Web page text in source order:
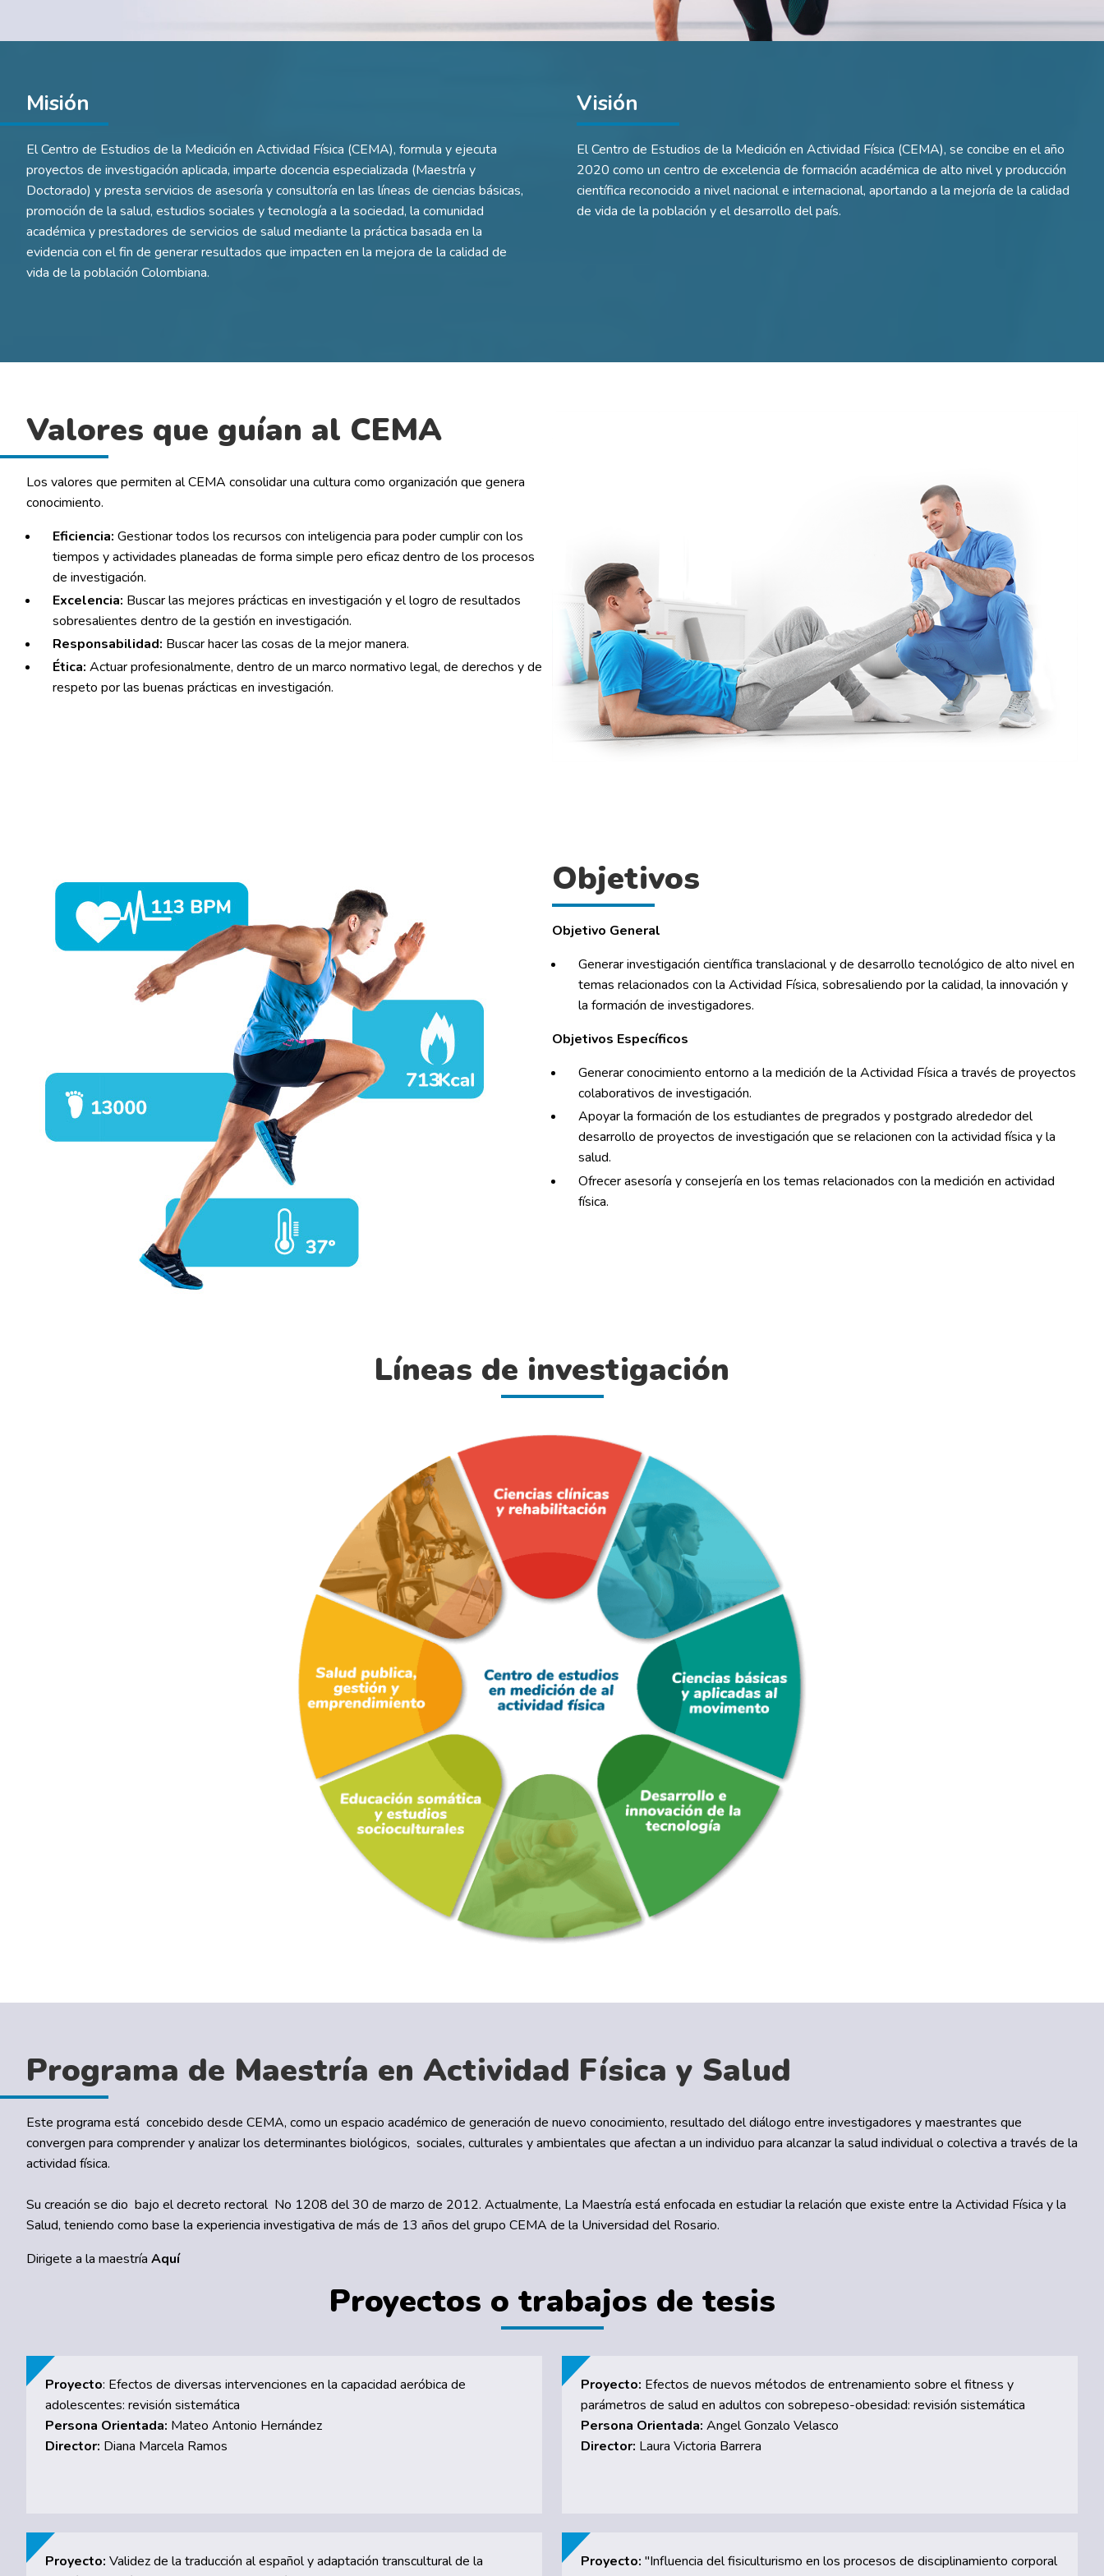
Misión
El Centro de Estudios de la Medición en Actividad Física (CEMA), formula y ejecuta
proyectos de investigación aplicada, imparte docencia especializada (Maestría y
Doctorado) y presta servicios de asesoría y consultoría en las líneas de ciencias básicas,
promoción de la salud, estudios sociales y tecnología a la sociedad, la comunidad
académica y prestadores de servicios de salud mediante la práctica basada en la
evidencia con el fin de generar resultados que impacten en la mejora de la calidad de
vida de la población Colombiana.
Visión
El Centro de Estudios de la Medición en Actividad Física (CEMA), se concibe en el año
2020 como un centro de excelencia de formación académica de alto nivel y producción
científica reconocido a nivel nacional e internacional, aportando a la mejoría de la calidad
de vida de la población y el desarrollo del país.
Valores que guían al CEMA
Los valores que permiten al CEMA consolidar una cultura como organización que genera
conocimiento.
Eficiencia: Gestionar todos los recursos con inteligencia para poder cumplir con los
tiempos y actividades planeadas de forma simple pero eficaz dentro de los procesos
de investigación.
Excelencia: Buscar las mejores prácticas en investigación y el logro de resultados
sobresalientes dentro de la gestión en investigación.
Responsabilidad: Buscar hacer las cosas de la mejor manera.
Ética: Actuar profesionalmente, dentro de un marco normativo legal, de derechos y de
respeto por las buenas prácticas en investigación.
Objetivos
Objetivo General
Generar investigación científica translacional y de desarrollo tecnológico de alto nivel en
temas relacionados con la Actividad Física, sobresaliendo por la calidad, la innovación y
la formación de investigadores.
Objetivos Específicos
Generar conocimiento entorno a la medición de la Actividad Física a través de proyectos
colaborativos de investigación.
Apoyar la formación de los estudiantes de pregrados y postgrado alrededor del
desarrollo de proyectos de investigación que se relacionen con la actividad física y la
salud.
Ofrecer asesoría y consejería en los temas relacionados con la medición en actividad
física.
Líneas de investigación
Programa de Maestría en Actividad Física y Salud
Este programa está concebido desde CEMA, como un espacio académico de generación de nuevo conocimiento, resultado del diálogo entre investigadores y maestrantes que
convergen para comprender y analizar los determinantes biológicos, sociales, culturales y ambientales que afectan a un individuo para alcanzar la salud individual o colectiva a través de la
actividad física.
Su creación se dio bajo el decreto rectoral No 1208 del 30 de marzo de 2012. Actualmente, La Maestría está enfocada en estudiar la relación que existe entre la Actividad Física y la
Salud, teniendo como base la experiencia investigativa de más de 13 años del grupo CEMA de la Universidad del Rosario.
Dirigete a la maestría Aquí
Proyectos o trabajos de tesis
Proyecto: Efectos de diversas intervenciones en la capacidad aeróbica de
adolescentes: revisión sistemática
Persona Orientada: Mateo Antonio Hernández
Director: Diana Marcela Ramos
Proyecto: Efectos de nuevos métodos de entrenamiento sobre el fitness y
parámetros de salud en adultos con sobrepeso-obesidad: revisión sistemática
Persona Orientada: Angel Gonzalo Velasco
Director: Laura Victoria Barrera
Proyecto: Validez de la traducción al español y adaptación transcultural de la
Proyecto: "Influencia del fisiculturismo en los procesos de disciplinamiento corporal